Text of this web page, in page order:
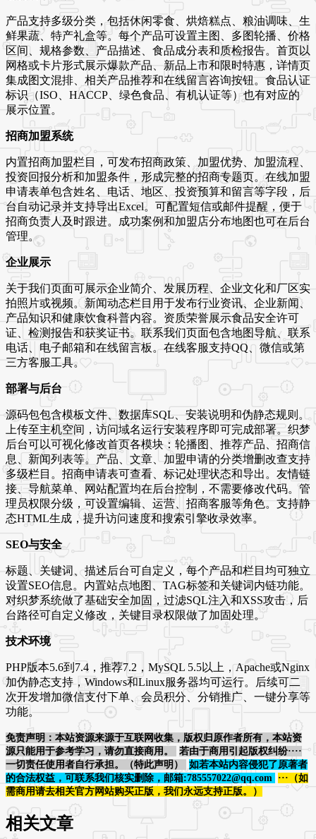
产品支持多级分类，包括休闲零食、烘焙糕点、粮油调味、生
鲜果蔬、特产礼盒等。每个产品可设置主图、多图轮播、价格
区间、规格参数、产品描述、食品成分表和质检报告。首页以
网格或卡片形式展示爆款产品、新品上市和限时特惠，详情页
集成图文混排、相关产品推荐和在线留言咨询按钮。食品认证
标识（ISO、HACCP、绿色食品、有机认证等）也有对应的
展示位置。
招商加盟系统
内置招商加盟栏目，可发布招商政策、加盟优势、加盟流程、
投资回报分析和加盟条件，形成完整的招商专题页。在线加盟
申请表单包含姓名、电话、地区、投资预算和留言等字段，后
台自动记录并支持导出Excel。可配置短信或邮件提醒，便于
招商负责人及时跟进。成功案例和加盟店分布地图也可在后台
管理。
企业展示
关于我们页面可展示企业简介、发展历程、企业文化和厂区实
拍照片或视频。新闻动态栏目用于发布行业资讯、企业新闻、
产品知识和健康饮食科普内容。资质荣誉展示食品安全许可
证、检测报告和获奖证书。联系我们页面包含地图导航、联系
电话、电子邮箱和在线留言板。在线客服支持QQ、微信或第
三方客服工具。
部署与后台
源码包包含模板文件、数据库SQL、安装说明和伪静态规则。
上传至主机空间，访问域名运行安装程序即可完成部署。织梦
后台可以可视化修改首页各模块：轮播图、推荐产品、招商信
息、新闻列表等。产品、文章、加盟申请的分类增删改查支持
多级栏目。招商申请表可查看、标记处理状态和导出。友情链
接、导航菜单、网站配置均在后台控制，不需要修改代码。管
理员权限分级，可设置编辑、运营、招商客服等角色。支持静
态HTML生成，提升访问速度和搜索引擎收录效率。
SEO与安全
标题、关键词、描述后台可自定义，每个产品和栏目均可独立
设置SEO信息。内置站点地图、TAG标签和关键词内链功能。
对织梦系统做了基础安全加固，过滤SQL注入和XSS攻击，后
台路径可自定义修改，关键目录权限做了加固处理。
技术环境
PHP版本5.6到7.4，推荐7.2，MySQL 5.5以上，Apache或Nginx
加伪静态支持，Windows和Linux服务器均可运行。后续可二
次开发增加微信支付下单、会员积分、分销推广、一键分享等
功能。
免责声明：本站资源来源于互联网收集，版权归原作者所有，本站资
源只能用于参考学习，请勿直接商用。
若由于商用引起版权纠纷····
一切责任使用者自行承担。（特此声明）
如若本站内容侵犯了原著者
的合法权益，可联系我们核实删除，邮箱:785557022@qq.com
···（如
需商用请去相关官方网站购买正版，我们永远支持正版。）
相关文章